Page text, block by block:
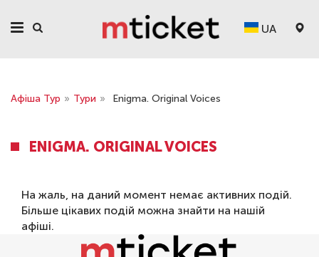
UA
Афіша Тур » Тури » Enigma. Original Voices
ENIGMA. ORIGINAL VOICES
На жаль, на даний момент немає активних подій.
Більше цікавих подій можна знайти на нашій
афіші.